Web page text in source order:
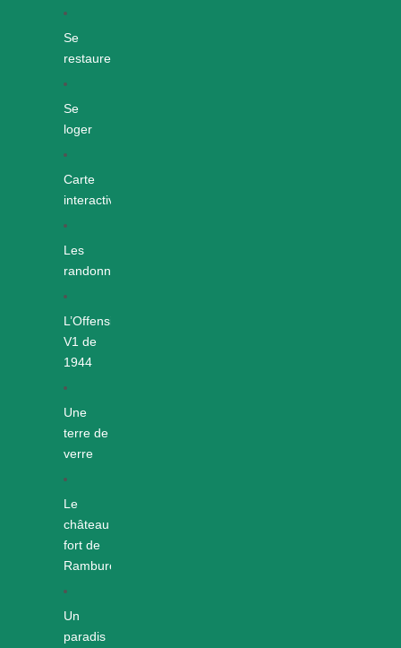
Se
restaurer
Se
loger
Carte
interactive
Les
randonnées
L’Offensive
V1 de
1944
Une
terre de
verre
Le
château
fort de
Rambures
Un
paradis